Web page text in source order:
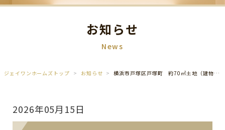
お知らせ
News
ジェイワンホームズトップ お知らせ 横浜市戸塚区戸塚町 約70㎡土地（建物あり）の売却（買取）査定のご依頼を承りました
2026年05月15日